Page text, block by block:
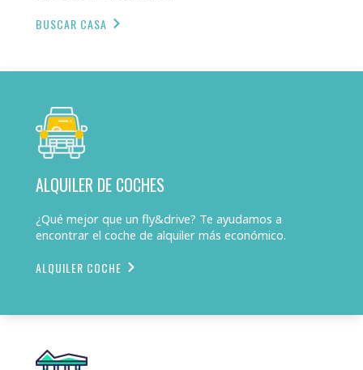
BUSCAR CASA
ALQUILER DE COCHES
¿Qué mejor que un fly&drive? Te ayudamos a
encontrar el coche de alquiler más económico.
ALQUILER COCHE